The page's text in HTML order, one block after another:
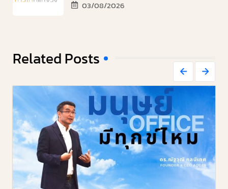
03/08/2026
Related Posts